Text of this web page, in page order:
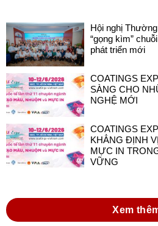
Hội nghị
“gọng kìm”
phát triển mới
COATINGS
SÀNG CHO
NGHỆ MỚI
COATINGS
KHẲNG ĐỊNH
MỰC IN
VỮNG
Xem